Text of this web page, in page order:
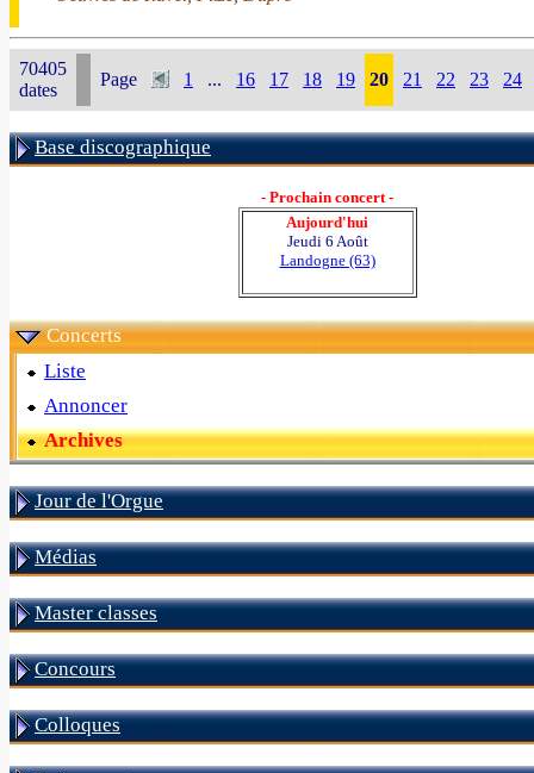
70405
dates
Page 1 ... 16 17 18 19 20 21 22 23 24
Base discographique
- Prochain concert -
Aujourd'hui
Jeudi 6 Août
Landogne (63)
Concerts
Liste
Annoncer
Archives
Jour de l'Orgue
Médias
Master classes
Concours
Colloques